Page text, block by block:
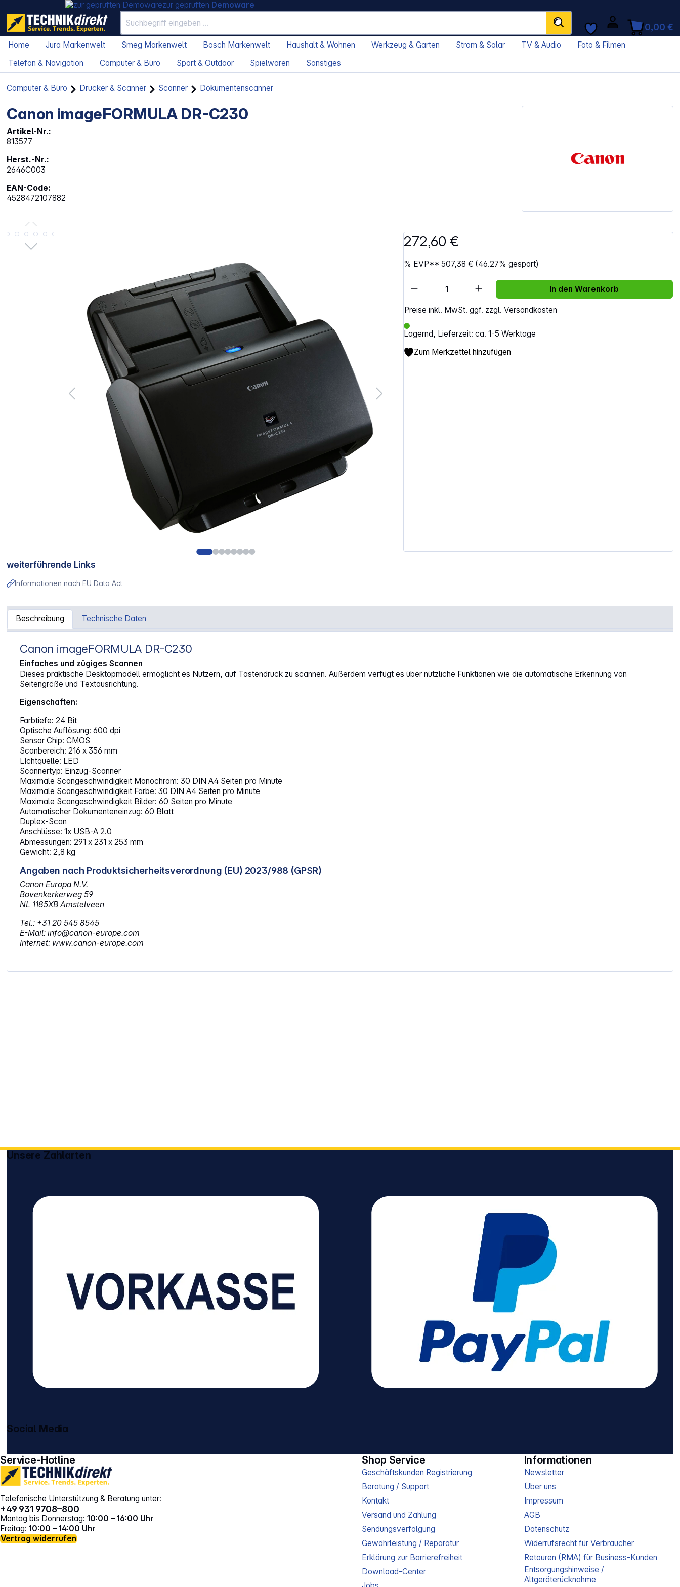
zur geprüften Demoware
0,00 €
Home Jura Markenwelt Smeg Markenwelt Bosch Markenwelt Haushalt & Wohnen Werkzeug & Garten Strom & Solar TV & Audio
Foto & Filmen
Telefon & Navigation
Computer & Büro Sport & Outdoor Spielwaren Sonstiges
Computer & Büro Drucker & Scanner Scanner Dokumentenscanner
Canon imageFORMULA DR-C230
Artikel-Nr.:
813577
Herst.-Nr.:
2646C003
EAN-Code:
4528472107882
Bildergalerie überspringen 272,60 €
% EVP**507,38 € (46.27% gespart)
Preise inkl. MwSt. ggf. zzgl. Versandkosten
Lagernd, Lieferzeit: ca. 1-5 Werktage
Artikel Anzahl: Gib den gewünschten Wert ein
In den Warenkorb
Zum Merkzettel hinzufügen
weiterführende Links
Informationen nach EU Data Act
Beschreibung Technische Daten
Artikelinformationen "Canon imageFORMULA DR-C230"
Canon imageFORMULA DR-C230
Einfaches und zügiges Scannen
Dieses praktische Desktopmodell ermöglicht es Nutzern, auf Tastendruck zu scannen. Außerdem verfügt es über nützliche Funktionen wie die automatische Erkennung von
Seitengröße und Textausrichtung.
Eigenschaften:
Farbtiefe: 24 Bit
Optische Auflösung: 600 dpi
Sensor Chip: CMOS
Scanbereich: 216 x 356 mm
LIchtquelle: LED
Scannertyp: Einzug-Scanner
Maximale Scangeschwindigkeit Monochrom: 30 DIN A4 Seiten pro Minute
Maximale Scangeschwindigkeit Farbe: 30 DIN A4 Seiten pro Minute
Maximale Scangeschwindigkeit Bilder: 60 Seiten pro Minute
Automatischer Dokumenteneinzug: 60 Blatt
Duplex-Scan
Anschlüsse: 1x USB-A 2.0
Abmessungen: 291 x 231 x 253 mm
Gewicht: 2,8 kg
Angaben nach Produktsicherheitsverordnung (EU) 2023/988 (GPSR)
Canon Europa N.V.
Bovenkerkerweg 59
NL 1185XB Amstelveen
Tel.: +31 20 545 8545
E-Mail: info@canon-europe.com
Internet: www.canon-europe.com
Service-Hotline
Telefonische Unterstützung & Beratung unter:
+49 931 9708–800
Montag bis Donnerstag: 10:00 – 16:00 Uhr
Freitag: 10:00 – 14:00 Uhr
Vertrag widerrufen
Shop Service
Geschäftskunden Registrierung
Beratung / Support
Kontakt
Versand und Zahlung
Sendungsverfolgung
Gewährleistung / Reparatur
Erklärung zur Barrierefreiheit
Download-Center
Informationen
Newsletter
Über uns
Impressum
AGB
Datenschutz
Widerrufsrecht für Verbraucher
Retouren (RMA) für Business-Kunden
Entsorgungshinweise /
Altgeräterücknahme
Unsere Zahlarten
Social Media